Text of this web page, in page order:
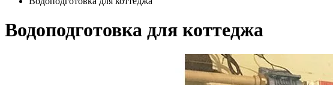
Водоподготовка для коттеджа